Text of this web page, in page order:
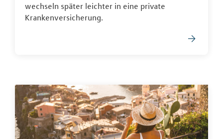
wechseln später leichter in eine private
Krankenversicherung.